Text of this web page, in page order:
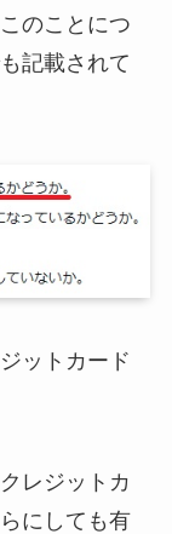
のことにつ
記載されて
ットカード
レジットカ
にしても有